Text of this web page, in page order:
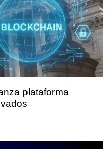
plataforma